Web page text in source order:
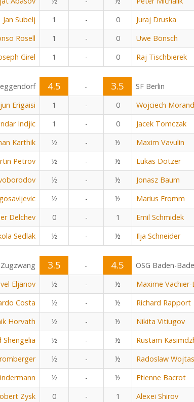
Jan Subelj 1 - 0 Juraj Druska
Rosell 1 - 0 Uwe Bönsch
Girel 1 - 0 Raj Tischbierek
4.5 - 3.5
SF Berlin
Erigaisi 1 - 0 Wojciech
Indjic 1 - 0 Jacek Tomczak
Karthik ½ - ½ Maxim Vavulin
Petrov ½ - ½ Lukas Dotzer
½ - ½ Jonasz Baum
½ - ½ Marius Fromm
Delchev 0 - 1 Emil Schmidek
Sedlak ½ - ½ Ilja Schneider
3.5 - 4.5
OSG Baden-
Eljanov ½ - ½ Maxime Vachier-
Costa ½ - ½ Richard Rapport
Horvath ½ - ½ Nikita Vitiugov
Shengelia ½ - ½ Rustam
½ - ½ Radoslaw
½ - ½ Etienne Bacrot
Zysk 0 - 1 Alexei Shirov